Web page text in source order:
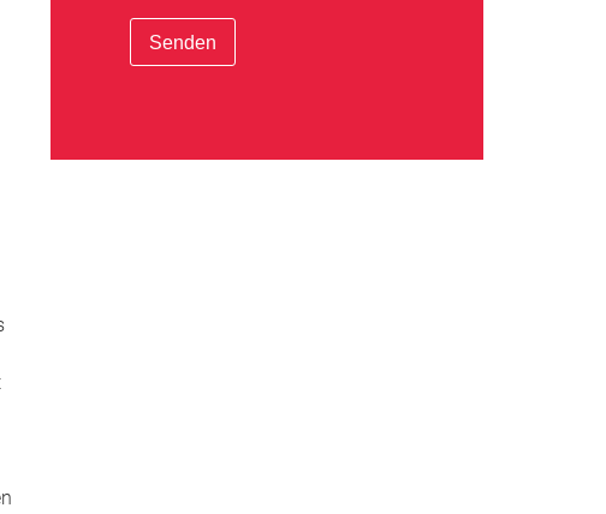
Senden